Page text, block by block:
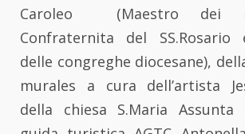
Caroleo (Maestro dei
Confraternita del SS.Rosario
delle congreghe diocesane),
murales a cura dell’artista
della chiesa S.Maria